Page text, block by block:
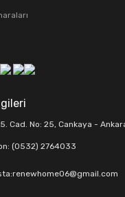
Cad. No: 25, Cankaya -
(0532) 2764033
renewhome06@gmail.com